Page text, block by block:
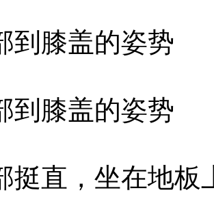
膝盖的姿势
膝盖的姿势
直，坐在地板